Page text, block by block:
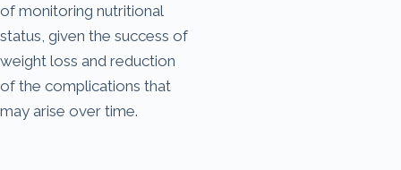
of monitoring nutritional
status, given the success of
weight loss and reduction
of the complications that
may arise over time.